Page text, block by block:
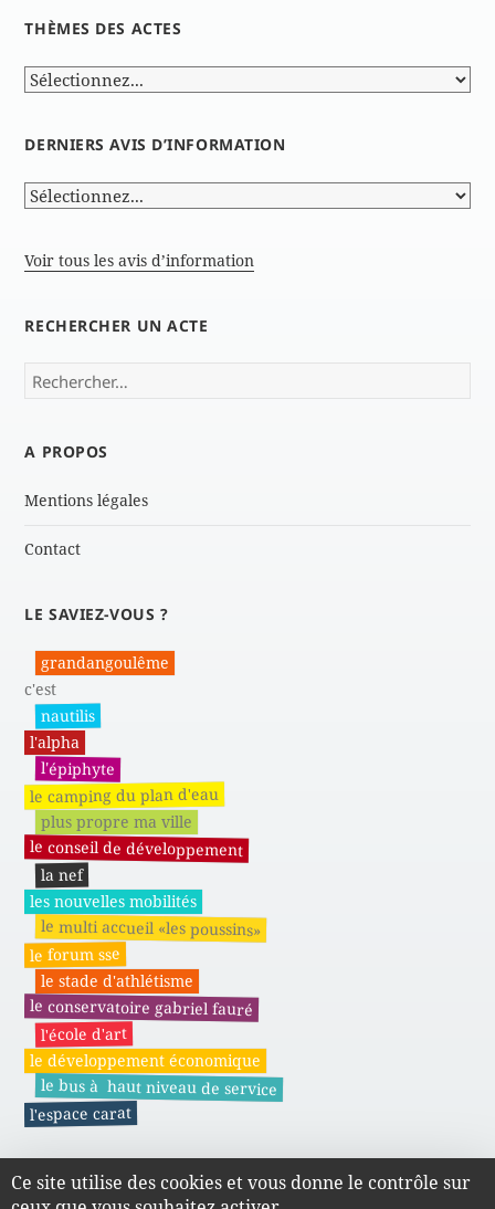
THÈMES DES ACTES
DERNIERS AVIS D’INFORMATION
Voir tous les avis d’information
RECHERCHER UN ACTE
Rechercher :
A PROPOS
Mentions légales
Contact
LE SAVIEZ-VOUS ?
grandangoulême
c'est
nautilis
l'alpha
l'épiphyte
le camping du plan d'eau
plus propre ma ville
le conseil de développement
la nef
les nouvelles mobilités
le multi accueil «les poussins»
le forum sse
le stade d'athlétisme
le conservatoire gabriel fauré
l'école d'art
le développement économique
le bus à haut niveau de service
l'espace carat
Actes administratifs du SMAPE
Ce site utilise des cookies et vous donne le contrôle sur